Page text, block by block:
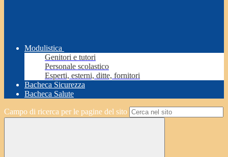
Modulistica
Genitori e tutori
Personale scolastico
Esperti, esterni, ditte, fornitori
Bacheca Sicurezza
Bacheca Salute
Campo di ricerca per le pagine del sito